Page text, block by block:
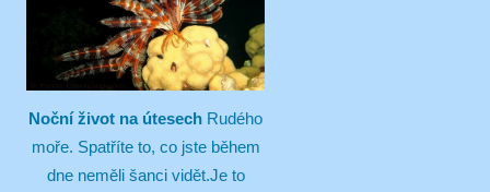
Noční život na útesech Rudého
moře. Spatříte to, co jste během
dne neměli šanci vidět.Je to